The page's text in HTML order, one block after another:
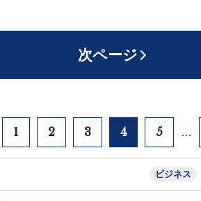
次ページ
1 2 3 4 5 …
ビジネス